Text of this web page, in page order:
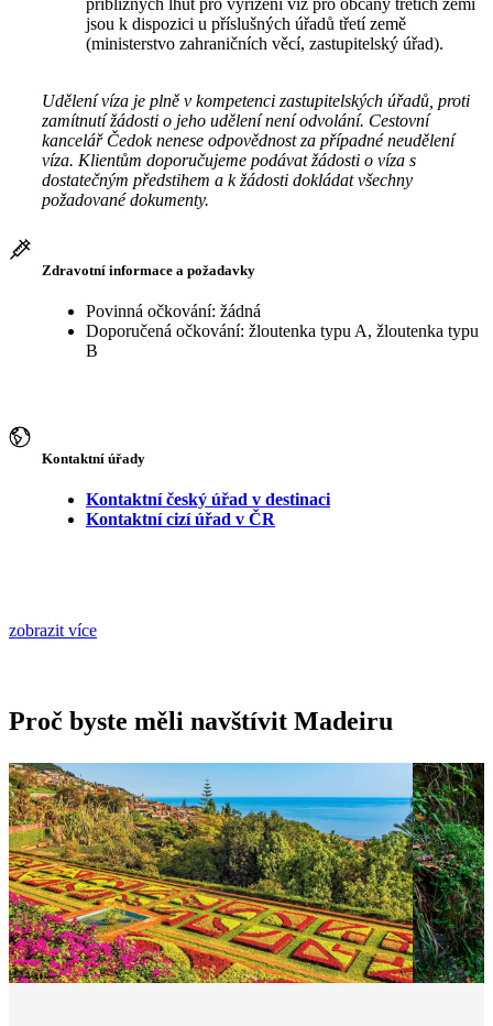
přibližných lhůt pro vyřízení víz pro občany třetích zemí
jsou k dispozici u příslušných úřadů třetí země
(ministerstvo zahraničních věcí, zastupitelský úřad).
Udělení víza je plně v kompetenci zastupitelských úřadů, proti
zamítnutí žádosti o jeho udělení není odvolání. Cestovní
kancelář Čedok nenese odpovědnost za případné neudělení
víza. Klientům doporučujeme podávat žádosti o víza s
dostatečným předstihem a k žádosti dokládat všechny
požadované dokumenty.
Zdravotní informace a požadavky
Povinná očkování: žádná
Doporučená očkování: žloutenka typu A, žloutenka typu
B
Kontaktní úřady
Kontaktní český úřad v destinaci
Kontaktní cizí úřad v ČR
zobrazit více
Proč byste měli navštívit Madeiru